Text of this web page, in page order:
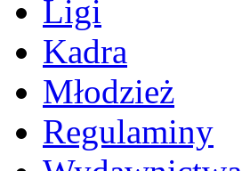
Ligi
Kadra
Młodzież
Regulaminy